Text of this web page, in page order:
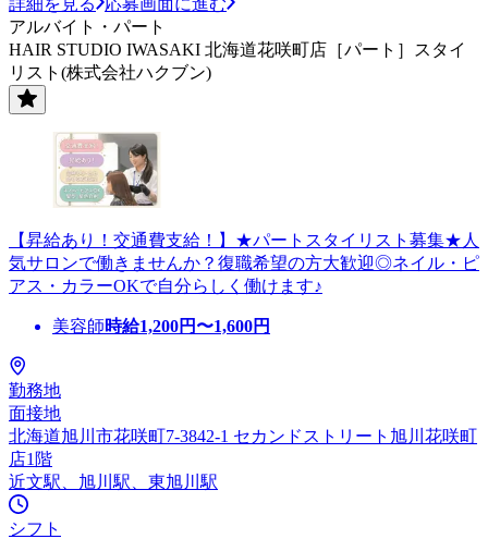
アルバイト・パート
HAIR STUDIO IWASAKI 北海道花咲町店［パート］スタイ
リスト(株式会社ハクブン)
【昇給あり！交通費支給！】★パートスタイリスト募集★人
気サロンで働きませんか？復職希望の方大歓迎◎ネイル・ピ
アス・カラーOKで自分らしく働けます♪
美容師時給1,200円〜1,600円
勤務地
面接地
北海道旭川市花咲町7-3842-1 セカンドストリート旭川花咲町
店1階
近文駅、旭川駅、東旭川駅
シフト